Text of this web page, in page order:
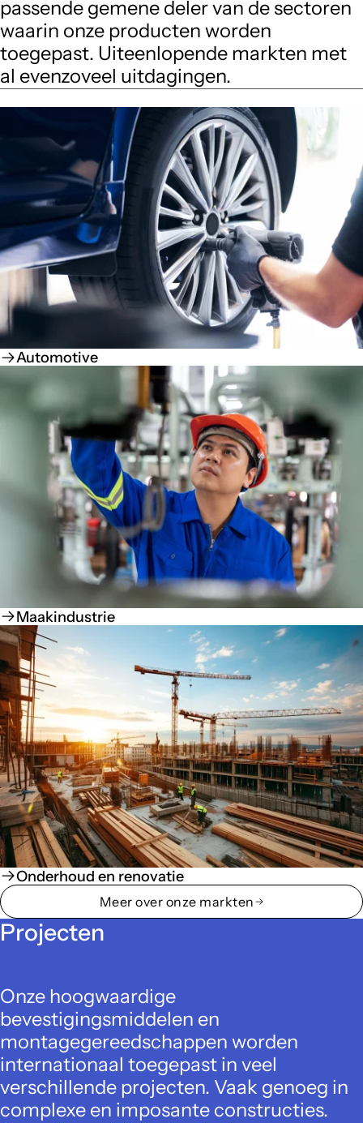
passende gemene deler van de sectoren
waarin onze producten worden
toegepast. Uiteenlopende markten met
al evenzoveel uitdagingen.
Automotive
Maakindustrie
Onderhoud en renovatie
Meer over onze markten
Projecten
Onze hoogwaardige
bevestigingsmiddelen en
montagegereedschappen worden
internationaal toegepast in veel
verschillende projecten. Vaak genoeg in
complexe en imposante constructies.